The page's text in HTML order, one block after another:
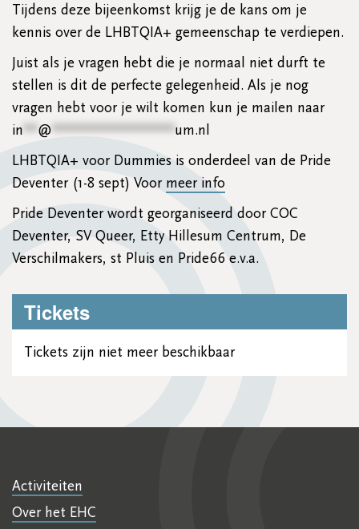
Tijdens deze bijeenkomst krijg je de kans om je
kennis over de LHBTQIA+ gemeenschap te verdiepen.
Juist als je vragen hebt die je normaal niet durft te
stellen is dit de perfecte gelegenheid. Als je nog
vragen hebt voor je wilt komen kun je mailen naar
in**@*****************um.nl
LHBTQIA+ voor Dummies is onderdeel van de Pride
Deventer (1-8 sept) Voor meer info
Pride Deventer wordt georganiseerd door COC
Deventer, SV Queer, Etty Hillesum Centrum, De
Verschilmakers, st Pluis en Pride66 e.v.a.
Tickets
Tickets zijn niet meer beschikbaar
Activiteiten
Over het EHC